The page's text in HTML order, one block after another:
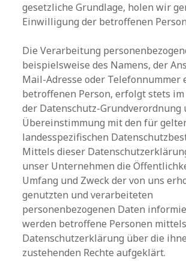
gesetzliche Grundlage, holen wir
Einwilligung der betroffenen
Die Verarbeitung
beispielsweise des Namens, der
Mail-Adresse oder Telefonnummer
betroffenen Person, erfolgt stets
der Datenschutz-Grundverordnung
Übereinstimmung mit den für
landesspezifischen
Mittels dieser
unser Unternehmen die
Umfang und Zweck der von uns
genutzten und verarbeiteten
personenbezogenen Daten
werden betroffene Personen
Datenschutzerklärung über die
zustehenden Rechte aufgeklärt.